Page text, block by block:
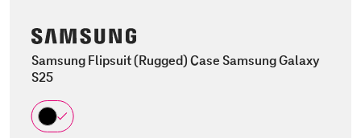
Samsung Flipsuit (Rugged) Case Samsung Galaxy
S25